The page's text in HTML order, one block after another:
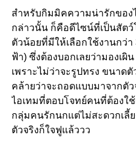
สำหรับกิมมิคความน่ารักของ
กล่าวนั้น ก็คือดีไซน์ที่เป็นสัตว์
ตัวน้อยที่มีให้เลือกใช้งานกว่า
ฟ้า) ซึ่งต้องบอกเลยว่ามองเผิ
เพราะไม่ว่าจะรูปทรง ขนาด
คล้ายว่าจะถอดแบบมาจากตัว
ไอเทมที่ตอบโจทย์คนที่ต้องใ
กลุ่มคนรักนกแต่ไม่สะดวกเลี้
ตัวจริงก็ใจฟูแล้ววว